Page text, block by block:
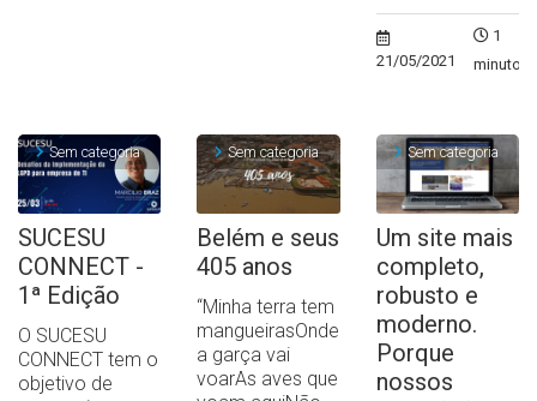
21/05/2021
1
minuto
Sem categoria
SUCESU
CONNECT -
1ª Edição
O SUCESU
CONNECT tem o
objetivo de
Sem categoria
Belém e seus
405 anos
“Minha terra tem
mangueirasOnde
a garça vai
voarAs aves que
Sem categoria
Um site mais
completo,
robusto e
moderno.
Porque
nossos